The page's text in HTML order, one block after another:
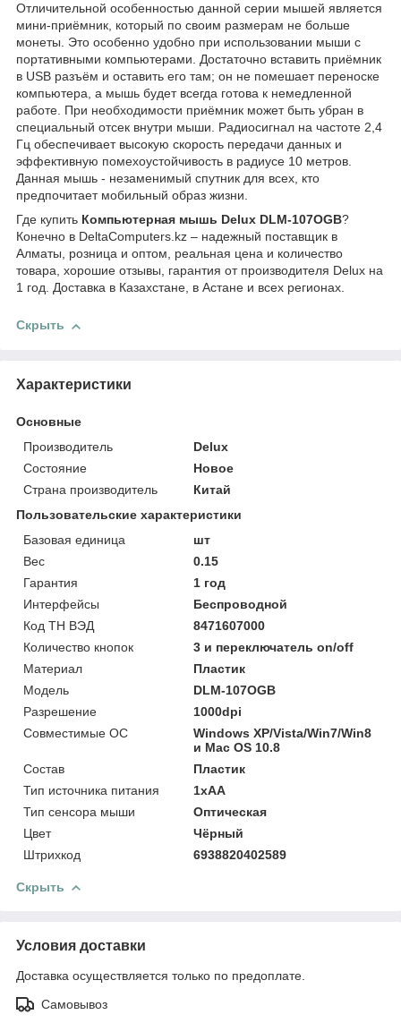
Отличительной особенностью данной серии мышей является
мини-приёмник, который по своим размерам не больше
монеты. Это особенно удобно при использовании мыши с
портативными компьютерами. Достаточно вставить приёмник
в USB разъём и оставить его там; он не помешает переноске
компьютера, а мышь будет всегда готова к немедленной
работе. При необходимости приёмник может быть убран в
специальный отсек внутри мыши. Радиосигнал на частоте 2,4
Гц обеспечивает высокую скорость передачи данных и
эффективную помехоустойчивость в радиусе 10 метров.
Данная мышь - незаменимый спутник для всех, кто
предпочитает мобильный образ жизни.
Где купить Компьютерная мышь Delux DLM-107OGB?
Конечно в DeltaComputers.kz – надежный поставщик в
Алматы, розница и оптом, реальная цена и количество
товара, хорошие отзывы, гарантия от производителя Delux на
1 год. Доставка в Казахстане, в Астане и всех регионах.
Скрыть
Характеристики
Основные
Производитель
Delux
Состояние
Новое
Страна производитель
Китай
Пользовательские характеристики
Базовая единица
шт
Вес
0.15
Гарантия
1 год
Интерфейсы
Беспроводной
Код ТН ВЭД
8471607000
Количество кнопок
3 и переключатель on/off
Материал
Пластик
Модель
DLM-107OGB
Разрешение
1000dpi
Совместимые ОС
Windows XP/Vista/Win7/Win8
и Mac OS 10.8
Состав
Пластик
Тип источника питания
1xAA
Тип сенсора мыши
Оптическая
Цвет
Чёрный
Штрихкод
6938820402589
Скрыть
Условия доставки
Доставка осуществляется только по предоплате.
Самовывоз